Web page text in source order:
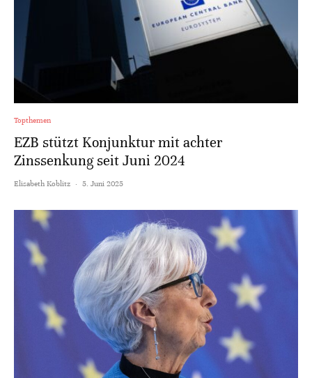
Topthemen
EZB stützt Konjunktur mit achter
Zinssenkung seit Juni 2024
Elisabeth Koblitz · 5. Juni 2025